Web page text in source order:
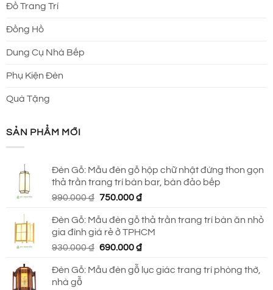
Đồ Trang Trí
Đồng Hồ
Dung Cụ Nhà Bếp
Phụ Kiện Đèn
Quà Tặng
SẢN PHẨM MỚI
Đèn Gỗ: Mẫu đèn gỗ hộp chữ nhật đứng thon gọn
thả trần trang trí bàn bar, bàn đảo bếp
990.000₫ Giá
là:
990.000 ₫.
750.000₫Giá
tại
là:
750.000 ₫.
Đèn Gỗ: Mẫu đèn gỗ thả trần trang trí bàn ăn nhỏ
gia đình giá rẻ ở TPHCM
930.000₫ Giá
là:
690.000₫Giá
tại
Đèn Gỗ: Mẫu đèn gỗ lục giác trang trí phòng thờ,
nhà gỗ